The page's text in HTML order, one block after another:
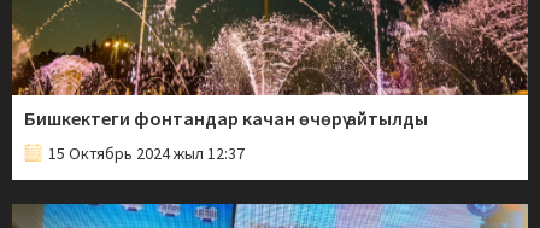
Бишкектеги фонтандар качан өчөрү айтылды
15 Октябрь 2024 жыл 12:37